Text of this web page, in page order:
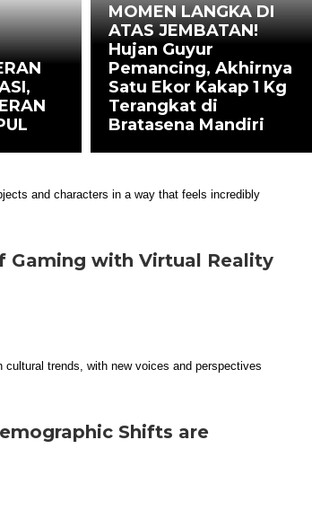
MOMEN LANGKA DI
ATAS JEMBATAN!
Hujan Guyur
Pemancing, Akhirnya
Satu Ekor Kakap 1 Kg
Terangkat di
Bratasena Mandiri
Gaming with Virtual Reality
Shifts are